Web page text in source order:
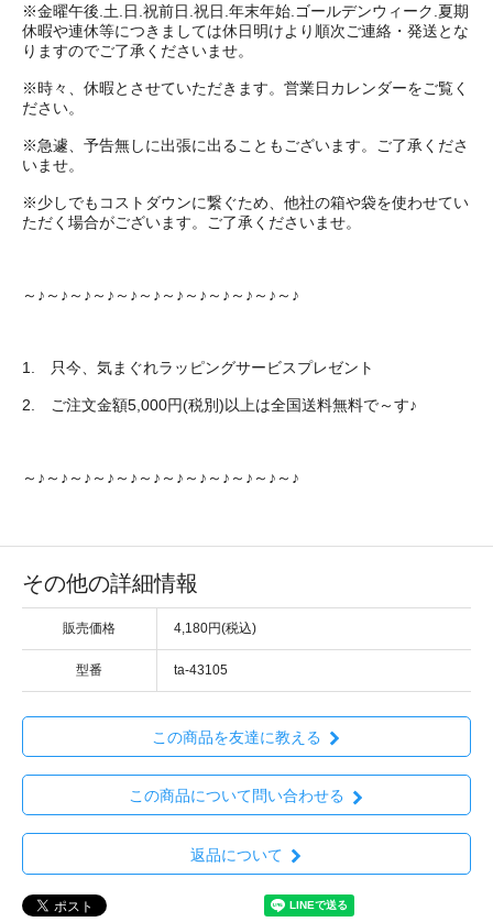
※金曜午後.土.日.祝前日.祝日.年末年始.ゴールデンウィーク.夏期
休暇や連休等につきましては休日明けより順次ご連絡・発送とな
りますのでご了承くださいませ。
※時々、休暇とさせていただきます。営業日カレンダーをご覧く
ださい。
※急遽、予告無しに出張に出ることもございます。ご了承くださ
いませ。
※少しでもコストダウンに繋ぐため、他社の箱や袋を使わせてい
ただく場合がございます。ご了承くださいませ。
～♪～♪～♪～♪～♪～♪～♪～♪～♪～♪～♪～♪
1. 只今、気まぐれラッピングサービスプレゼント
2. ご注文金額5,000円(税別)以上は全国送料無料で～す♪
～♪～♪～♪～♪～♪～♪～♪～♪～♪～♪～♪～♪
その他の詳細情報
販売価格 4,180円(税込)
型番 ta-43105
この商品を友達に教える
この商品について問い合わせる
返品について